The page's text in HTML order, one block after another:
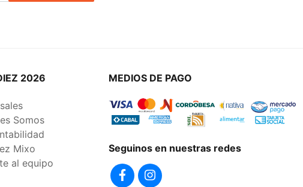
2026
Somos
Mixo
al equipo
MEDIOS DE PAGO
Seguinos en nuestras redes